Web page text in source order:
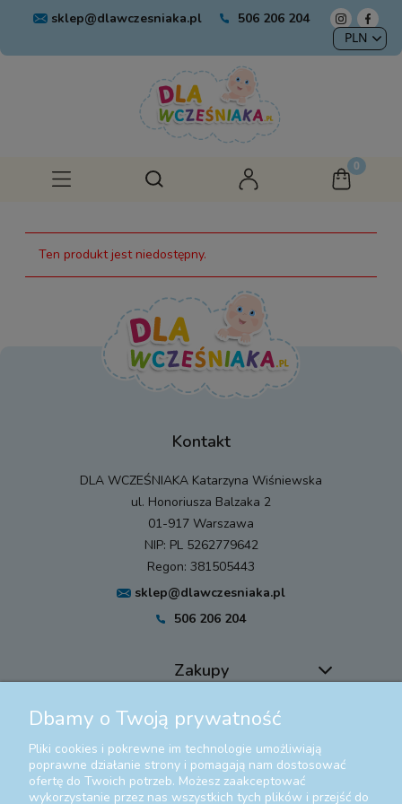
sklep@dlawczesniaka.pl 506 206 204
Ten produkt jest niedostępny.
Kontakt
DLA WCZEŚNIAKA Katarzyna Wiśniewska
ul. Honoriusza Balzaka 2
01-917 Warszawa
NIP: PL 5262779642
Regon: 381505443
sklep@dlawczesniaka.pl
506 206 204
Zakupy
Pomoc
Moje konto
Dbamy o Twoją prywatność
Pliki cookies i pokrewne im technologie umożliwiają
poprawne działanie strony i pomagają nam dostosować
ofertę do Twoich potrzeb. Możesz zaakceptować
wykorzystanie przez nas wszystkich tych plików i przejść do